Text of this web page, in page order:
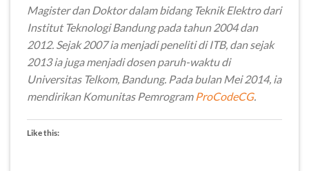
Magister dan Doktor dalam bidang Teknik Elektro dari
Institut Teknologi Bandung pada tahun 2004 dan
2012. Sejak 2007 ia menjadi peneliti di ITB, dan sejak
2013 ia juga menjadi dosen paruh-waktu di
Universitas Telkom, Bandung. Pada bulan Mei 2014, ia
mendirikan Komunitas Pemrogram ProCodeCG.
Like this: